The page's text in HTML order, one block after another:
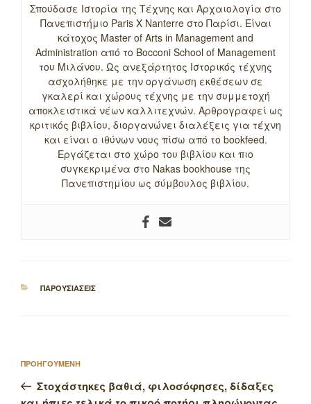
Σπούδασε Ιστορία της Τέχνης και Αρχαιολογία στο
Πανεπιστήμιο Paris X Nanterre στο Παρίσι. Είναι
κάτοχος Master of Arts in Management and
Administration από το Bocconi School of Management
του Μιλάνου. Ως ανεξάρτητος Ιστορικός τέχνης
ασχολήθηκε με την οργάνωση εκθέσεων σε
γκαλερί και χώρους τέχνης με την συμμετοχή
αποκλειστικά νέων καλλιτεχνών. Αρθρογραφεί ως
κριτικός βιβλίου, διοργανώνει διαλέξεις για τέχνη
και είναι ο ιθύνων νους πίσω από το bookfeed.
Εργάζεται στο χώρο του βιβλίου και πιο
συγκεκριμένα στο Nakas bookhouse της
Πανεπιστημίου ως σύμβουλος βιβλίου.
ΚΑΤΗΓΟΡΙΕΣ
ΠΑΡΟΥΣΙΑΣΕΙΣ
άρθρων
Προηγούμενο
άρθρο
ΠΡΟΗΓΟΥΜΕΝΗ
Στοχάστηκες βαθιά, φιλοσόφησες, δίδαξες